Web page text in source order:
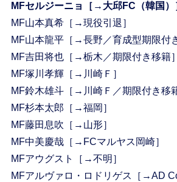
MFセルジーニョ［→大邱FC（韓国）
MF山本真希［→現役引退］
MF山本龍平［→長野／育成型期限付
MF吉田将也［→栃木／期限付き移籍］
MF塚川孝輝［→川崎Ｆ］
MF鈴木雄斗［→川崎Ｆ／期限付き移
MF杉本太郎［→福岡］
MF藤田息吹［→山形］
MF中美慶哉［→FCマルヤス岡崎］
MFアウグスト［→不明］
MFアルヴァロ・ロドリゲス［→AD